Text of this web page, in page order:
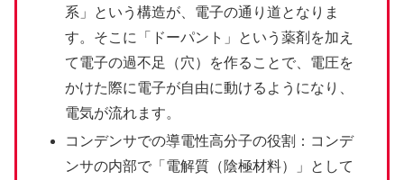
系」という構造が、電子の通り道となりま
す。そこに「ドーパント」という薬剤を加え
て電子の過不足（穴）を作ることで、電圧を
かけた際に電子が自由に動けるようになり、
電気が流れます。
コンデンサでの導電性高分子の役割：コンデ
ンサの内部で「電解質（陰極材料）」として